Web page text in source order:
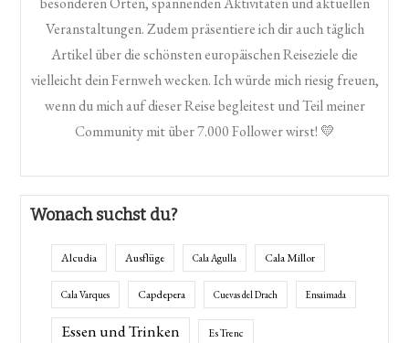
Veranstaltungen. Zudem präsentiere ich dir auch täglich
Artikel über die schönsten europäischen Reiseziele die
vielleicht dein Fernweh wecken. Ich würde mich riesig freuen,
wenn du mich auf dieser Reise begleitest und Teil meiner
Community mit über 7.000 Follower wirst! 💛
Wonach suchst du?
Alcudia Ausflüge Cala Agulla Cala Millor
Cala Varques Capdepera Cuevas del Drach Ensaimada
Essen und Trinken Es Trenc